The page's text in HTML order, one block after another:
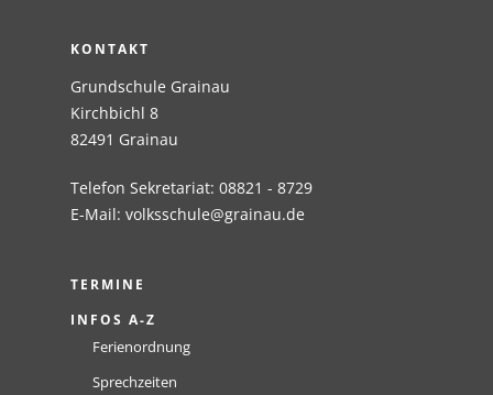
KONTAKT
Grundschule Grainau
Kirchbichl 8
82491 Grainau
Telefon Sekretariat: 08821 - 8729
E-Mail: volksschule@grainau.de
TERMINE
INFOS A-Z
Ferienordnung
Sprechzeiten